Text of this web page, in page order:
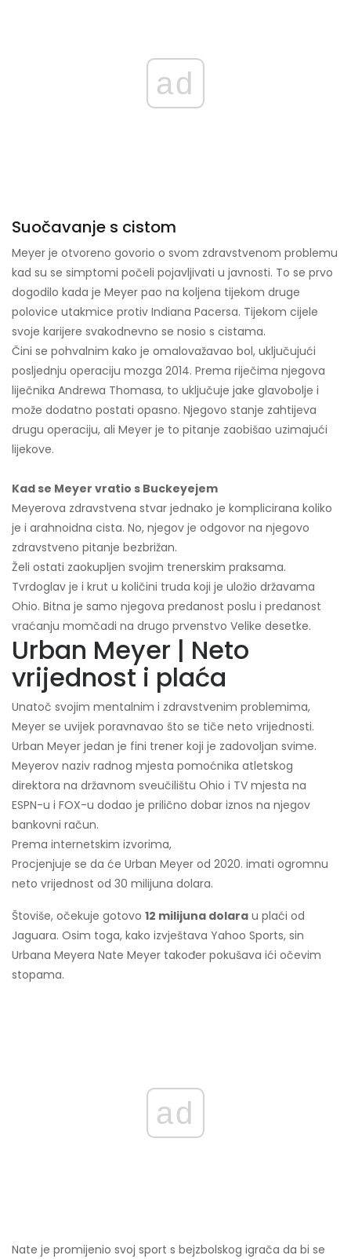
ad
Suočavanje s cistom
Meyer je otvoreno govorio o svom zdravstvenom problemu
kad su se simptomi počeli pojavljivati ​​u javnosti. To se prvo
dogodilo kada je Meyer pao na koljena tijekom druge
polovice utakmice protiv Indiana Pacersa. Tijekom cijele
svoje karijere svakodnevno se nosio s cistama.
Čini se pohvalnim kako je omalovažavao bol, uključujući
posljednju operaciju mozga 2014. Prema riječima njegova
liječnika Andrewa Thomasa, to uključuje jake glavobolje i
može dodatno postati opasno. Njegovo stanje zahtijeva
drugu operaciju, ali Meyer je to pitanje zaobišao uzimajući
lijekove.
Kad se Meyer vratio s Buckeyejem
Meyerova zdravstvena stvar jednako je komplicirana koliko
je i arahnoidna cista. No, njegov je odgovor na njegovo
zdravstveno pitanje bezbrižan.
Želi ostati zaokupljen svojim trenerskim praksama.
Tvrdoglav je i krut u količini truda koji je uložio državama
Ohio. Bitna je samo njegova predanost poslu i predanost
vraćanju momčadi na drugo prvenstvo Velike desetke.
Urban Meyer | Neto
vrijednost i plaća
Unatoč svojim mentalnim i zdravstvenim problemima,
Meyer se uvijek poravnavao što se tiče neto vrijednosti.
Urban Meyer jedan je fini trener koji je zadovoljan svime.
Meyerov naziv radnog mjesta pomoćnika atletskog
direktora na državnom sveučilištu Ohio i TV mjesta na
ESPN-u i FOX-u dodao je prilično dobar iznos na njegov
bankovni račun.
Prema internetskim izvorima,
Procjenjuje se da će Urban Meyer od 2020. imati ogromnu
neto vrijednost od 30 milijuna dolara.
Štoviše, očekuje gotovo 12 milijuna dolara u plaći od
Jaguara. Osim toga, kako izvještava Yahoo Sports, sin
Urbana Meyera Nate Meyer također pokušava ići očevim
stopama.
ad
Nate je promijenio svoj sport s bejzbolskog igrača da bi se